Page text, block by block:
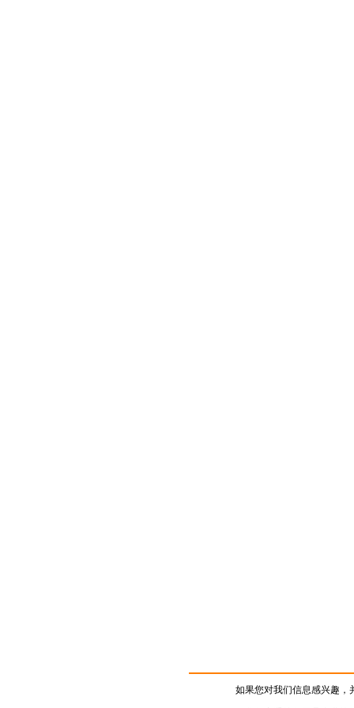
如果您对我们信息感兴趣，